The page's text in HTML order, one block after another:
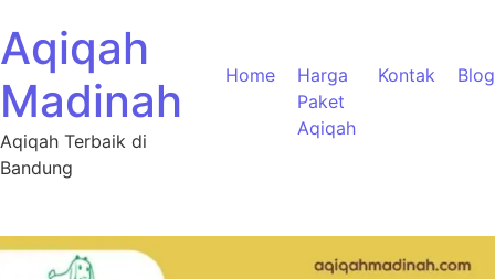
Aqiqah
Madinah
Aqiqah Terbaik di
Bandung
Home
Harga
Paket
Aqiqah
Kontak Blog